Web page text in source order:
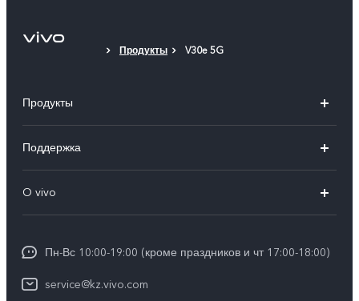
Продукты V30e 5G
Продукты
V40
V30 5G
Поддержка
Сервисные центры
Funtouch OS
IMEI аутентификация
O vivo
Пресс-центр
Карьера в vivo
Пн-Вс 10:00-19:00 (кроме праздников и чт 17:00-18:00)
service@kz.vivo.com